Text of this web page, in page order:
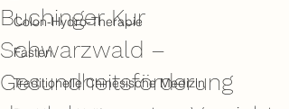
Colon-Hydro-Therapie
Fasten
Traditionelle Chinesische Medizin
Buchinger Kur
Schwarzwald –
Gesundheitsförderung